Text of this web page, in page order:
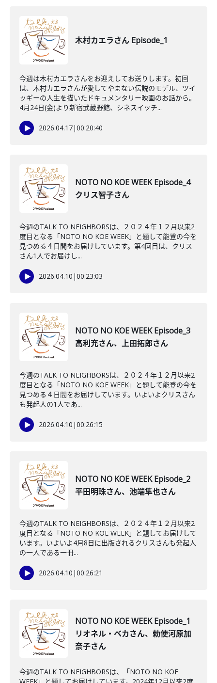
木村カエラさん Episode_1
今週は木村カエラさんをお迎えしてお送りします。初回
は、木村カエラさんが愛してやまない伝説のモデル、ツイ
ッギーの人生を描いたドキュメンタリー映画のお話から。
4月24日(金)より新宿武蔵野館、シネスイッチ...
2026.04.17|00:20:40
NOTO NO KOE WEEK Episode_4
クリス智子さん
今週のTALK TO NEIGHBORSは、２０２４年１２月以来2
度目となる「NOTO NO KOE WEEK」と題して能登の今を
見つめる４日間をお届けしています。第4回目は、クリス
さん1人でお届けし...
2026.04.10 |00:23:03
NOTO NO KOE WEEK Episode_3
高利充さん、上田拓郎さん
今週のTALK TO NEIGHBORSは、２０２４年１２月以来2
度目となる「NOTO NO KOE WEEK」と題して能登の今を
見つめる４日間をお届けしています。いよいよクリスさん
も発起人の1人であ...
2026.04.10 |00:26:15
NOTO NO KOE WEEK Episode_2
平田明珠さん、池端隼也さん
今週のTALK TO NEIGHBORSは、２０２４年１２月以来2
度目となる「NOTO NO KOE WEEK」と題してお届けして
います。いよいよ4月8日に出版されるクリスさんも発起人
の一人である一冊...
2026.04.10 |00:26:21
NOTO NO KOE WEEK Episode_1
リオネル・ベカさん、勅使河原加
奈子さん
今週のTALK TO NEIGHBORSは、「NOTO NO KOE